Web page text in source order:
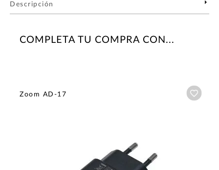
Descripción
COMPLETA TU COMPRA CON...
Zoom AD-17